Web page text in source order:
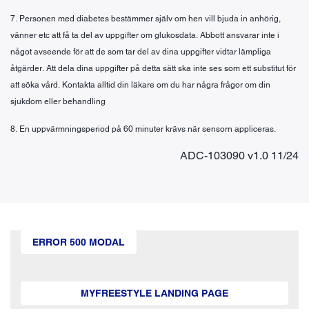
7. Personen med diabetes bestämmer själv om hen vill bjuda in anhörig,
vänner etc att få ta del av uppgifter om glukosdata. Abbott ansvarar inte i
något avseende för att de som tar del av dina uppgifter vidtar lämpliga
åtgärder. Att dela dina uppgifter på detta sätt ska inte ses som ett substitut för
att söka vård. Kontakta alltid din läkare om du har några frågor om din
sjukdom eller behandling
8. En uppvärmningsperiod på 60 minuter krävs när sensorn appliceras.
ADC-103090 v1.0 11/24
ERROR 500 MODAL
MYFREESTYLE LANDING PAGE